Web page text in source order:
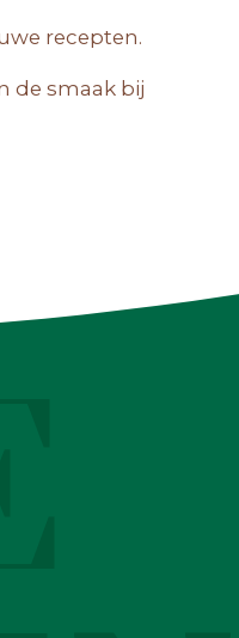
recepten.
de smaak bij